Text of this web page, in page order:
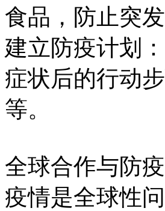
食品，防止突
建立防疫计划
症状后的行动
等。
全球合作与防
疫情是全球性